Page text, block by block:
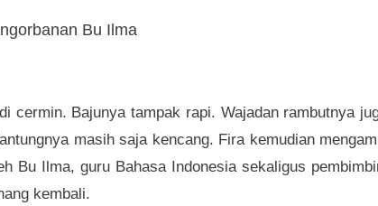
Bu Ilma
cermin. Bajunya tampak rapi. Wajadan rambutnya
masih saja kencang. Fira kemudian
Bu Ilma, guru Bahasa Indonesia sekaligus
kembali.